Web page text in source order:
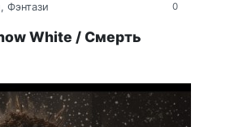
0
, Фэнтази
White / Смерть